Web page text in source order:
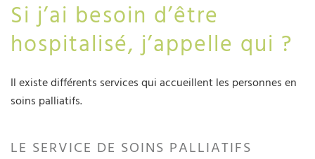
Si j’ai besoin d’être
hospitalisé, j’appelle qui ?
Il existe différents services qui accueillent les personnes en
soins palliatifs.
LE SERVICE DE SOINS PALLIATIFS